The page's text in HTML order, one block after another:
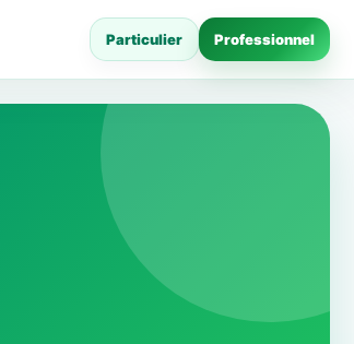
Particulier Professionnel